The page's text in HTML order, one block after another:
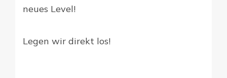
neues Level!
Legen wir direkt los!